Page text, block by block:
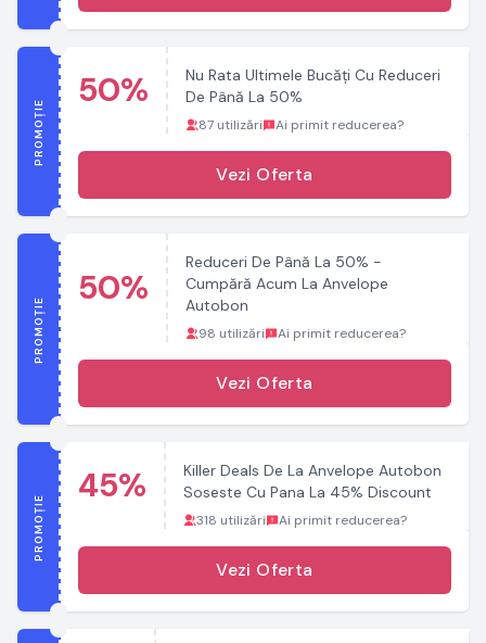
PROMOȚIE
50%
Nu Rata Ultimele Bucăți Cu Reduceri
De Până La 50%
87 utilizări Ai primit reducerea?
Vezi Oferta
PROMOȚIE
50%
Reduceri De Până La 50% -
Cumpără Acum La Anvelope
Autobon
98 utilizări Ai primit reducerea?
Vezi Oferta
PROMOȚIE
45%
Killer Deals De La Anvelope Autobon
Soseste Cu Pana La 45% Discount
318 utilizări Ai primit reducerea?
Vezi Oferta